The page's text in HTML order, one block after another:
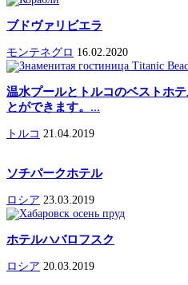
ブドヴァリビエラ
モンテネグロ 16.02.2020
温水プールとトルコのベストホ
とができます。...
トルコ 21.04.2019
ソチパークホテル
ロシア 23.03.2019
ホテルハバロフスク
ロシア 20.03.2019